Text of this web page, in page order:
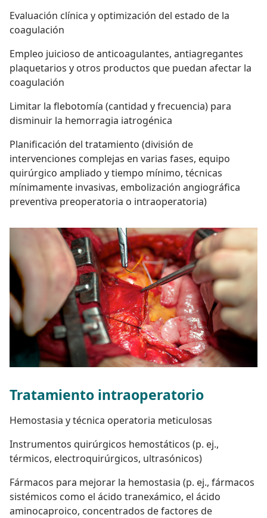
Evaluación clínica y optimización del estado de la
coagulación
Empleo juicioso de anticoagulantes, antiagregantes
plaquetarios y otros productos que puedan afectar la
coagulación
Limitar la flebotomía (cantidad y frecuencia) para
disminuir la hemorragia iatrogénica
Planificación del tratamiento (división de
intervenciones complejas en varias fases, equipo
quirúrgico ampliado y tiempo mínimo, técnicas
mínimamente invasivas, embolización angiográfica
preventiva preoperatoria o intraoperatoria)
Tratamiento intraoperatorio
Hemostasia y técnica operatoria meticulosas
Instrumentos quirúrgicos hemostáticos (p. ej.,
térmicos, electroquirúrgicos, ultrasónicos)
Fármacos para mejorar la hemostasia (p. ej., fármacos
sistémicos como el ácido tranexámico, el ácido
aminocaproico, concentrados de factores de